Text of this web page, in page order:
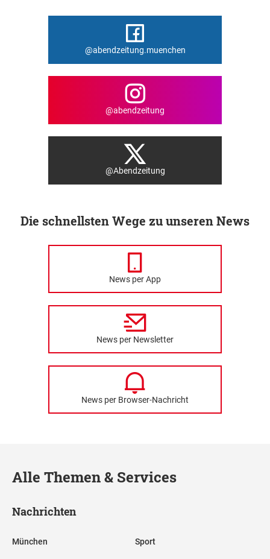
@abendzeitung.muenchen
@abendzeitung
@Abendzeitung
Die schnellsten Wege zu unseren News
News per App
News per Newsletter
News per Browser-Nachricht
Alle Themen & Services
Nachrichten
München Sport